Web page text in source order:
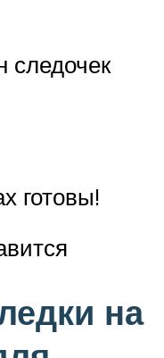
следочек
готовы!
на